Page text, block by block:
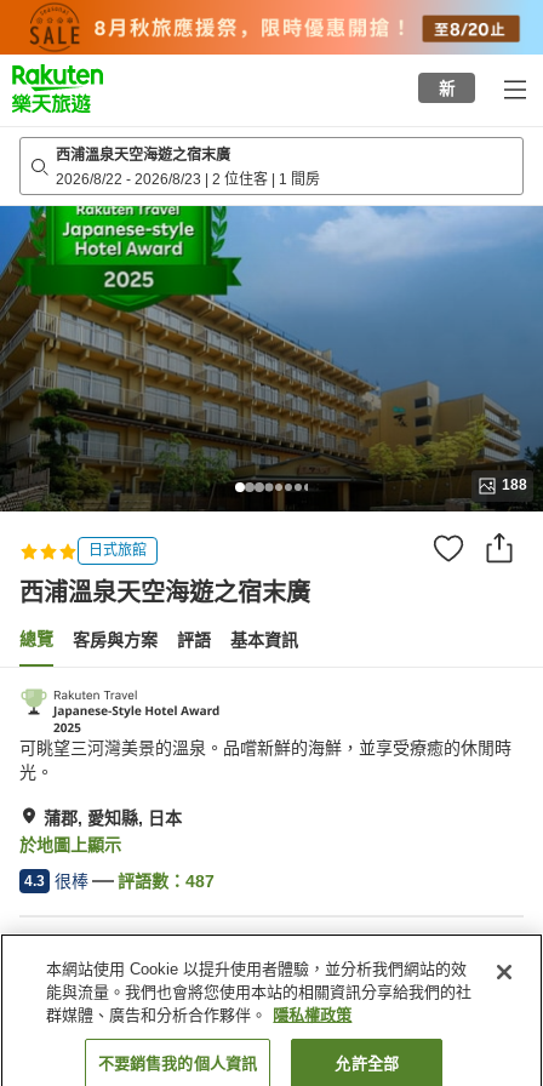
top
page
新
西浦溫泉天空海遊之宿末廣
2026/8/22 - 2026/8/23 | 2 位住客 | 1 間房
188
日式旅館
西浦溫泉天空海遊之宿末廣
總覽 客房與方案 評語 基本資訊
可眺望三河灣美景的溫泉。品嚐新鮮的海鮮，並享受療癒的休閒時
光。
蒲郡, 愛知縣, 日本
於地圖上顯示
4.3 很棒 評語數： 487
停車場
岩盤浴
Spa／美容沙龍
休息室
日本 愛知縣 蒲郡 西浦溫泉天空海遊之宿末廣
找客房
本網站使用 Cookie 以提升使用者體驗，並分析我們網站的效
能與流量。我們也會將您使用本站的相關資訊分享給我們的社
群媒體、廣告和分析合作夥伴。
隱私權政策
不要銷售我的個人資訊 允許全部